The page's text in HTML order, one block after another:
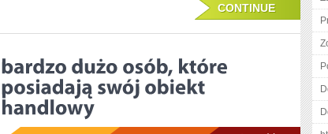
SWOJEJ
TRZEBA
CONTINUE